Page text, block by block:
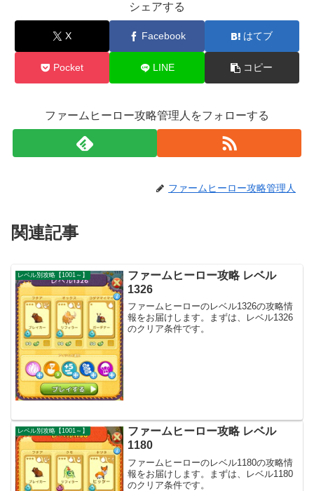
シェアする
X Facebook はてブ
Pocket LINE コピー
ファームヒーロー攻略管理人をフォローする
ファームヒーロー攻略管理人
関連記事
レベル別攻略【1001～】
ファームヒーロー攻略 レベル
1326
ファームヒーローのレベル1326の攻略情
報をお届けします。まずは、レベル1326
のクリア条件です。
レベル別攻略【1001～】
ファームヒーロー攻略 レベル
1180
ファームヒーローのレベル1180の攻略情
報をお届けします。まずは、レベル1180
のクリア条件です。